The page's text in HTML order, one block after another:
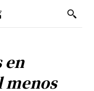
en
menos